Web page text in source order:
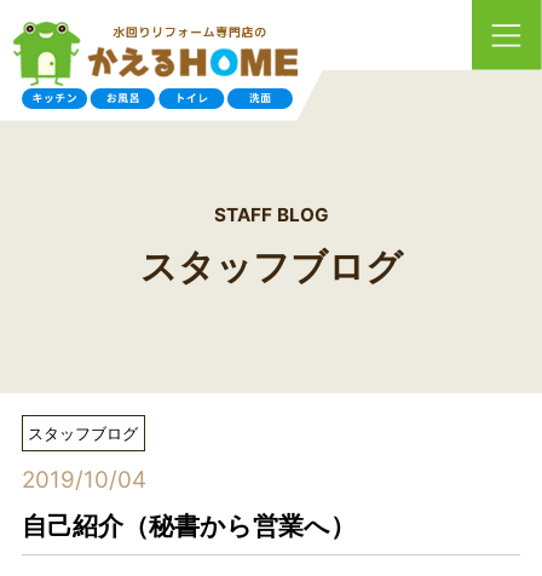
STAFF BLOG
スタッフブログ
スタッフブログ
2019/10/04
自己紹介（秘書から営業へ）